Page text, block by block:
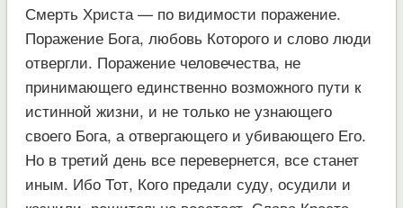
Смерть Христа — по видимости поражение.
Поражение Бога, любовь Которого и слово люди
отвергли. Поражение человечества, не
принимающего единственно возможного пути к
истинной жизни, и не только не узнающего
своего Бога, а отвергающего и убивающего Его.
Но в третий день все перевернется, все станет
иным. Ибо Тот, Кого предали суду, осудили и